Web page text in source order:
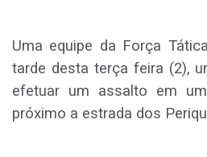
Uma equipe da Força
tarde desta terça feira (2),
efetuar um assalto em
próximo a estrada dos